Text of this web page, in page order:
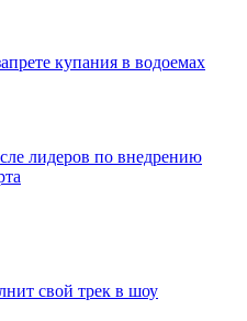
купания в водоемах
лидеров по внедрению
свой трек в шоу